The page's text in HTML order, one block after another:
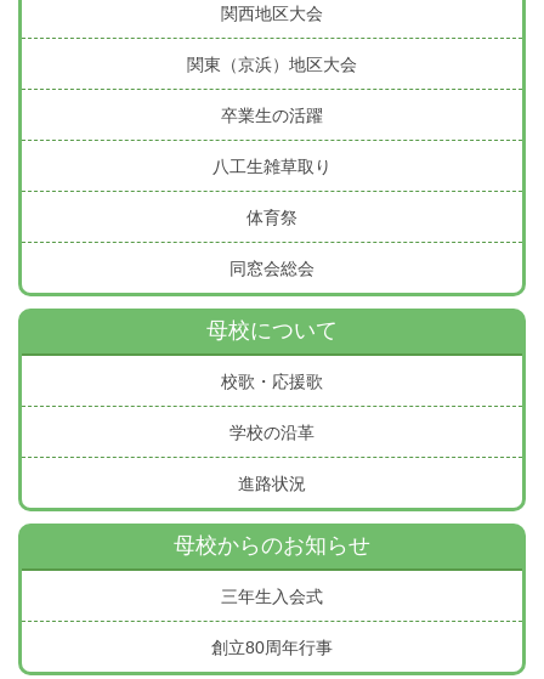
関西地区大会
関東（京浜）地区大会
卒業生の活躍
八工生雑草取り
体育祭
同窓会総会
母校について
校歌・応援歌
学校の沿革
進路状況
母校からのお知らせ
三年生入会式
創立80周年行事